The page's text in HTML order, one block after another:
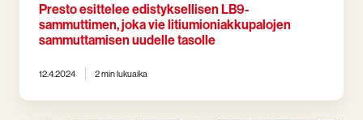
uudelle
tasolle
Presto esittelee edistyksellisen LB9-
sammuttimen, joka vie litiumioniakkupalojen
sammuttamisen uudelle tasolle
12.4.2024 2 min lukuaika